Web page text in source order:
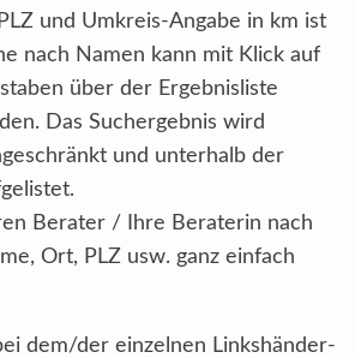
und Umkreis-Angabe in km ist
nach Namen kann mit Klick auf
über der Ergebnisliste
Das Suchergebnis wird
und unterhalb der
Berater / Ihre Beraterin nach
Ort, PLZ usw. ganz einfach
dem/der einzelnen Linkshänder-